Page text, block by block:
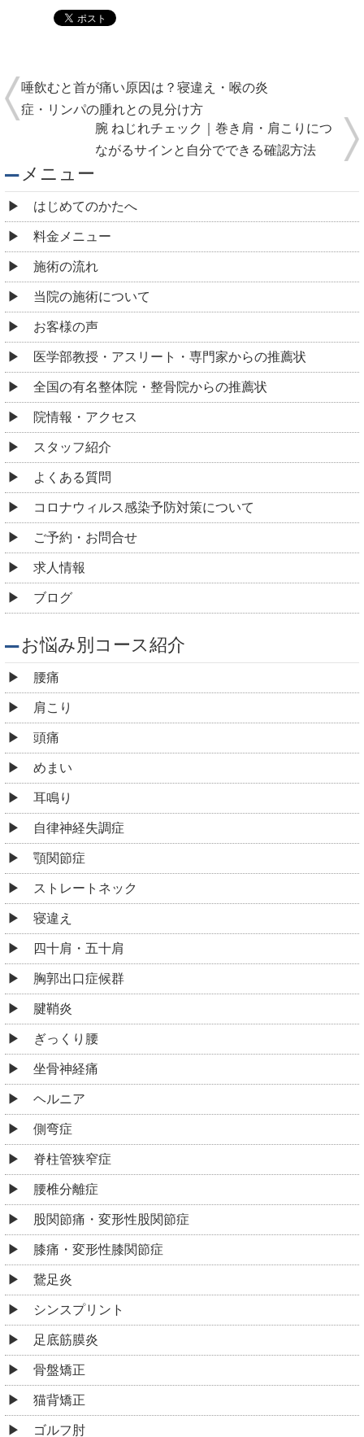
メニュー
料金メニュー
施術の流れ
お客様の声
医学部教授・アスリート・専門家からの推薦状
全国の有名整体院・整骨院からの推薦状
院情報・アクセス
スタッフ紹介
よくある質問
コロナウィルス感染予防対策について
ご予約・お問合せ
求人情報
ブログ
お悩み別コース紹介
腰痛
肩こり
頭痛
めまい
耳鳴り
自律神経失調症
顎関節症
ストレートネック
寝違え
四十肩・五十肩
胸郭出口症候群
腱鞘炎
ぎっくり腰
坐骨神経痛
ヘルニア
側弯症
脊柱管狭窄症
腰椎分離症
股関節痛・変形性股関節症
膝痛・変形性膝関節症
鵞足炎
シンスプリント
足底筋膜炎
骨盤矯正
猫背矯正
ゴルフ肘
肉離れ
捻挫
筋緊張型頭痛
眼精疲労
不定愁訴